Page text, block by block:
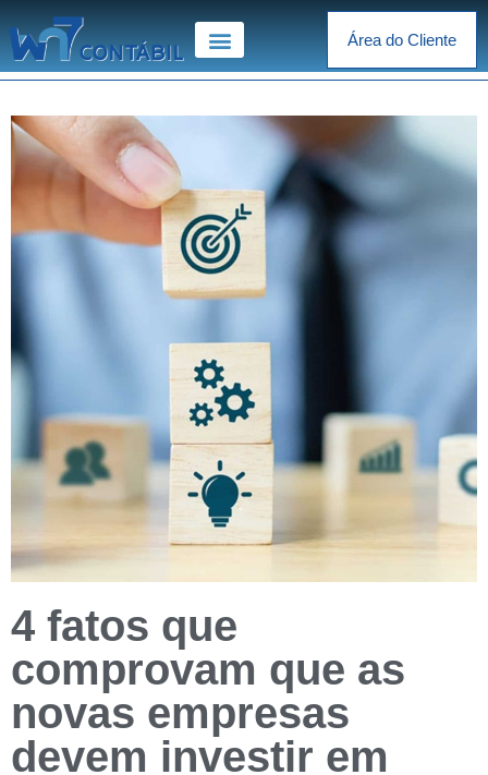
Área do Cliente
4 fatos que
comprovam que as
novas empresas
devem investir em